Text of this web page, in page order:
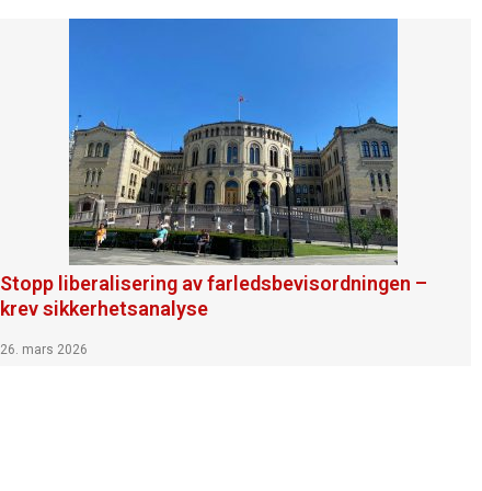
Stopp liberalisering av farledsbevisordningen –
krev sikkerhetsanalyse
26. mars 2026